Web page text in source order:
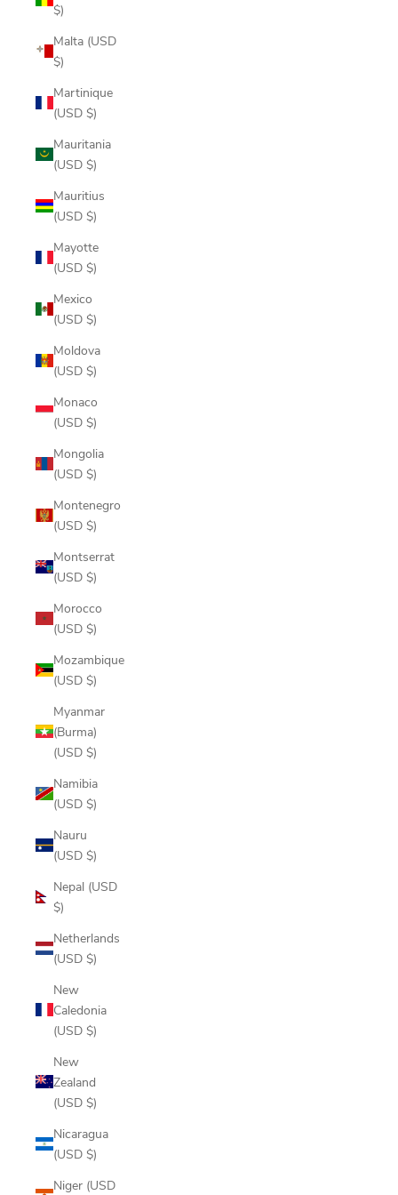
$)
Malta (USD
$)
Martinique
(USD $)
Mauritania
(USD $)
Mauritius
(USD $)
Mayotte
(USD $)
Mexico
(USD $)
Moldova
(USD $)
Monaco
(USD $)
Mongolia
(USD $)
Montenegro
(USD $)
Montserrat
(USD $)
Morocco
(USD $)
Mozambique
(USD $)
Myanmar
(Burma)
(USD $)
Namibia
(USD $)
Nauru
(USD $)
Nepal (USD
$)
Netherlands
(USD $)
New
Caledonia
(USD $)
New
Zealand
(USD $)
Nicaragua
(USD $)
Niger (USD